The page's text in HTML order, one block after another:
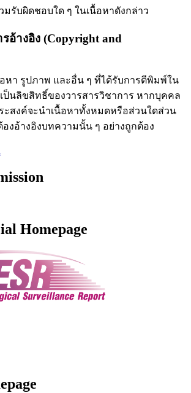
มรับผิดชอบใด ๆ ในเนื้อหาดังกล่าว
อ้างอิง (Copyright and
หา รูปภาพ และอื่น ๆ ที่ได้รับการตีพิมพ์ใน
เป็นลิขสิทธิ์ของวารสารวิชาการ หากบุคคล
ะสงค์จะนำเนื้อหาทั้งหมดหรือส่วนใดส่วน
องอ้างอิงบทความนั้น ๆ อย่างถูกต้อง
Homepage